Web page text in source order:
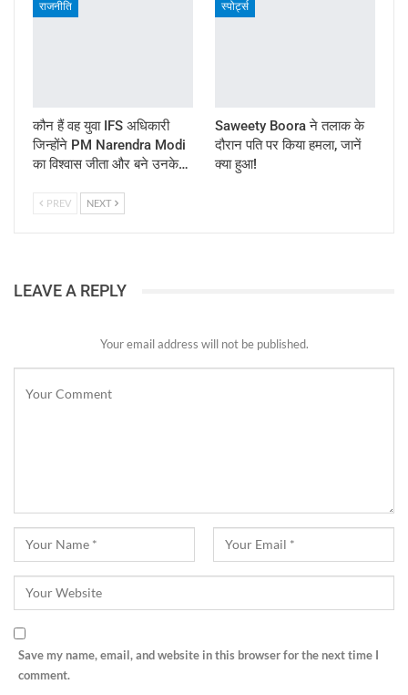
राजनीति
कौन हैं वह युवा IFS अधिकारी
जिन्होंने PM Narendra Modi
का विश्वास जीता और बने उनके…
स्पोर्ट्स
Saweety Boora ने तलाक के
दौरान पति पर किया हमला, जानें
क्या हुआ!
PREV NEXT
LEAVE A REPLY
Your email address will not be published.
Save my name, email, and website in this browser for the next time I
comment.